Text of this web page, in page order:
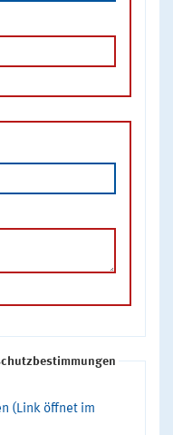
(Link öffnet im